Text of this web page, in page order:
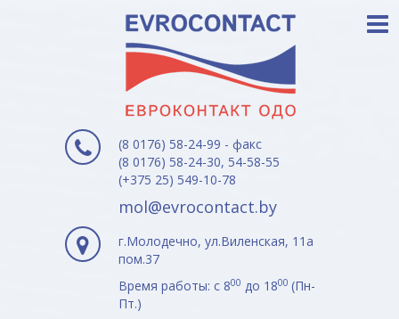
(8 0176) 58-24-99 - факс
(8 0176) 58-24-30, 54-58-55
(+375 25) 549-10-78
mol@evrocontact.by
г.Молодечно, ул.Виленская, 11а
пом.37
Время работы: с 800 до 1800 (Пн-
Пт.)